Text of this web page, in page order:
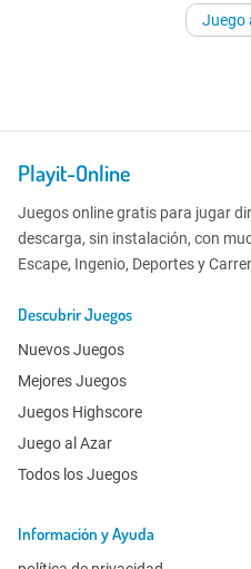
Juego
Playit-Online
Juegos online gratis para jugar
descarga, sin instalación, con
Escape, Ingenio, Deportes y
Descubrir Juegos
Nuevos Juegos
Mejores Juegos
Juegos Highscore
Juego al Azar
Todos los Juegos
Información y Ayuda